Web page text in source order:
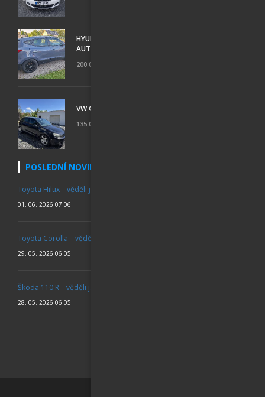
HYUNDAI IX35; 1 MAJITEL, GARÁŽOVANÝ, 2,0,
AUTOMAT 4X4
200 000 Kč
VW GOLF 6 1.6 TDI (77 KW) – MATCH 2012 ROK
135 000 Kč
POSLEDNÍ NOVINKY
Toyota Hilux – věděli jste
01. 06. 2026 07:06
Toyota Corolla – věděli jste
29. 05. 2026 06:05
Škoda 110 R – věděli jste
28. 05. 2026 06:05